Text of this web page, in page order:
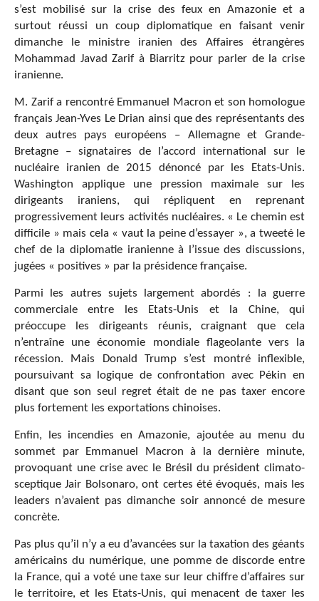
s’est mobilisé sur la crise des feux en Amazonie et a
surtout réussi un coup diplomatique en faisant venir
dimanche le ministre iranien des Affaires étrangères
Mohammad Javad Zarif à Biarritz pour parler de la crise
iranienne.
M. Zarif a rencontré Emmanuel Macron et son homologue
français Jean-Yves Le Drian ainsi que des représentants des
deux autres pays européens – Allemagne et Grande-
Bretagne – signataires de l’accord international sur le
nucléaire iranien de 2015 dénoncé par les Etats-Unis.
Washington applique une pression maximale sur les
dirigeants iraniens, qui répliquent en reprenant
progressivement leurs activités nucléaires. « Le chemin est
difficile » mais cela « vaut la peine d’essayer », a tweeté le
chef de la diplomatie iranienne à l’issue des discussions,
jugées « positives » par la présidence française.
Parmi les autres sujets largement abordés : la guerre
commerciale entre les Etats-Unis et la Chine, qui
préoccupe les dirigeants réunis, craignant que cela
n’entraîne une économie mondiale flageolante vers la
récession. Mais Donald Trump s’est montré inflexible,
poursuivant sa logique de confrontation avec Pékin en
disant que son seul regret était de ne pas taxer encore
plus fortement les exportations chinoises.
Enfin, les incendies en Amazonie, ajoutée au menu du
sommet par Emmanuel Macron à la dernière minute,
provoquant une crise avec le Brésil du président climato-
sceptique Jair Bolsonaro, ont certes été évoqués, mais les
leaders n’avaient pas dimanche soir annoncé de mesure
concrète.
Pas plus qu’il n’y a eu d’avancées sur la taxation des géants
américains du numérique, une pomme de discorde entre
la France, qui a voté une taxe sur leur chiffre d’affaires sur
le territoire, et les Etats-Unis, qui menacent de taxer les